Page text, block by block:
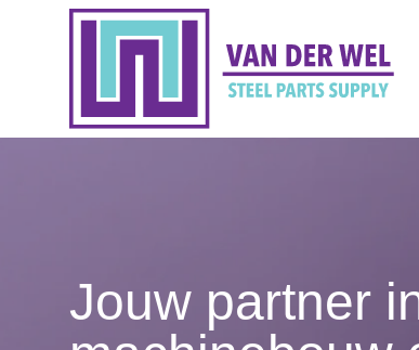
Jouw partner